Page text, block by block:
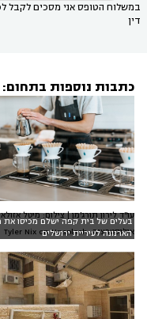
במשלוח הטופס אני מסכים לקבל
דין
כתבות נוספות בתחום:
בעלים של בית קפה ישלם מכיסו את
הארנונה לעיריית ירושלים
עו"ד לירון תורג'מן | צילום: מיטל
אילוסטרציה: Tyler Nix on Unsplash